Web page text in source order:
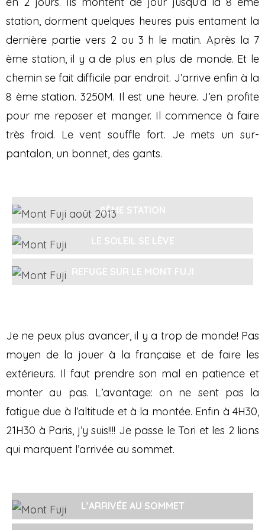
station, dorment quelques heures puis entament la
dernière partie vers 2 ou 3 h le matin. Après la 7
ème station, il y a de plus en plus de monde. Et le
chemin se fait difficile par endroit. J’arrive enfin à la
8 ème station. 3250M. Il est une heure. J’en profite
pour me reposer et manger. Il commence à faire
très froid. Le vent souffle fort. Je mets un sur-
pantalon, un bonnet, des gants.
8ÈME STATION
LE SOLEIL SE LÈVE
REFUGE SUR LE MONT FUJI
Je ne peux plus avancer, il y a trop de monde! Pas
moyen de la jouer à la française et de faire les
extérieurs. Il faut prendre son mal en patience et
monter au pas. L’avantage: on ne sent pas la
fatigue due à l’altitude et à la montée. Enfin à 4H30,
21H30 à Paris, j’y suis!!!! Je passe le Tori et les 2 lions
qui marquent l’arrivée au sommet.
L’ARRIVÉE AU SOMMET